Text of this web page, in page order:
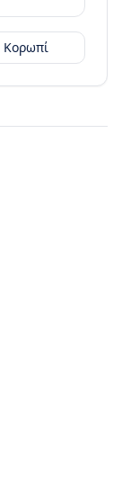
Κορωπί